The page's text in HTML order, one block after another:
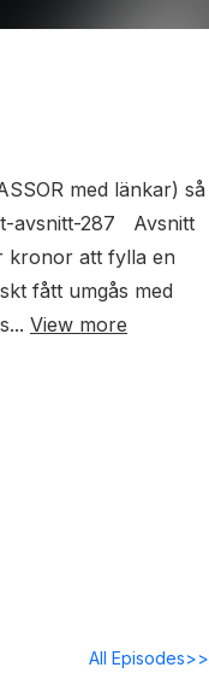
med länkar) så
avsnitt-287 Avsnitt
kronor att fylla en
fått umgås med
View more
All Episodes>>